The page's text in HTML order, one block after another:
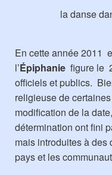
la danse dans
En cette année 2011
l’Épiphanie figure le
officiels et publics.
religieuse de
modification de la
détermination ont fini
mais introduites à des
pays et les